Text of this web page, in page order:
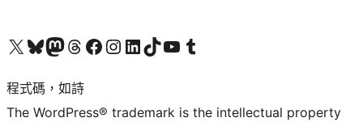
查看我們的 X (之前的 Twitter) 帳號造訪我們的 Bluesky 帳號造訪我們的 Mastodon 帳號造訪我們的 Threads 帳號 造訪我們的 Facebook 粉絲專頁Visit our Instagram account
Visit our LinkedIn account
造訪我們的 TikTok 帳號Visit our YouTube channel
造訪我們的 Tumblr 帳號
程式碼，如詩
The WordPress® trademark is the intellectual property